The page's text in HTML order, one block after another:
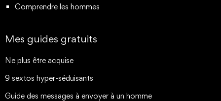
Comprendre les hommes
Mes guides gratuits
Ne plus être acquise
9 sextos hyper-séduisants
Guide des messages à envoyer à un homme